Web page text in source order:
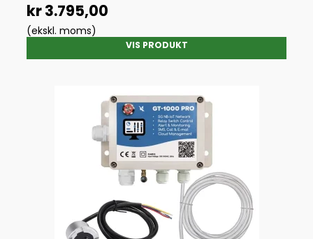
kr 3.795,00
(ekskl. moms)
VIS PRODUKT